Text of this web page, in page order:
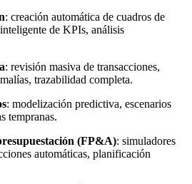
: creación automática de cuadros de
de KPIs, análisis
: revisión masiva de transacciones,
trazabilidad completa.
: modelización predictiva, escenarios
tempranas.
(FP&A): simuladores
automáticas, planificación